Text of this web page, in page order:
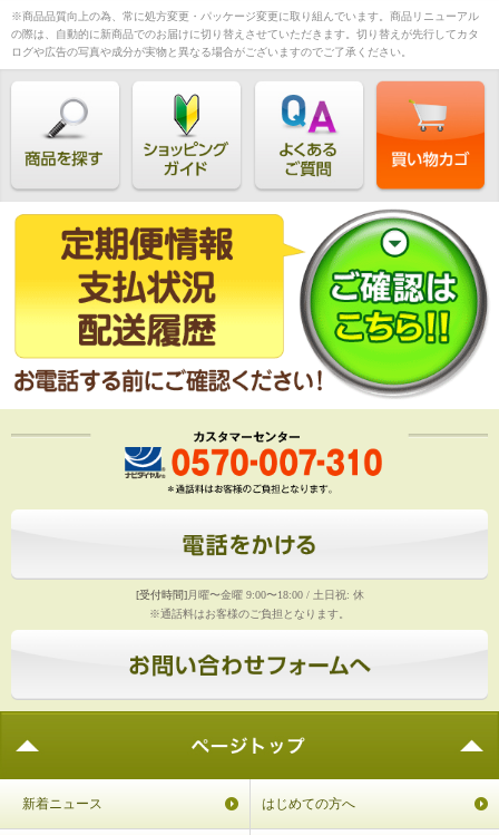
※商品品質向上の為、常に処方変更・パッケージ変更に取り組んでいます。商品リニューアル
の際は、自動的に新商品でのお届けに切り替えさせていただきます。切り替えが先行してカタ
ログや広告の写真や成分が実物と異なる場合がございますのでご了承ください。
[受付時間]月曜〜金曜 9:00〜18:00 / 土日祝: 休
※通話料はお客様のご負担となります。
新着ニュース はじめての方へ